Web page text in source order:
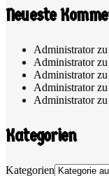
Neueste
Administratorzu
Administratorzu
Administratorzu
Administratorzu
Administratorzu
Kategorien
Kategorien